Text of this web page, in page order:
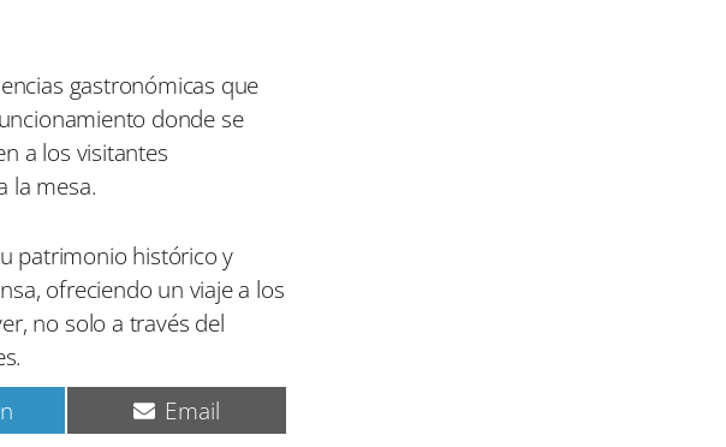
gastronómicas que
donde se
a los visitantes
la mesa.
patrimonio histórico y
ofreciendo un viaje a los
no solo a través del
C
o
Email